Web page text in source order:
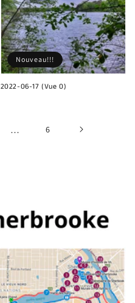
2022-06-17 (Vue 0)
Nouveau!!!
… 6